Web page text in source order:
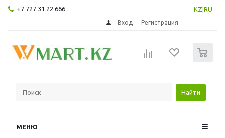
+7 727 31 22 666 KZ RU
Вход Регистрация
Найти
МЕНЮ